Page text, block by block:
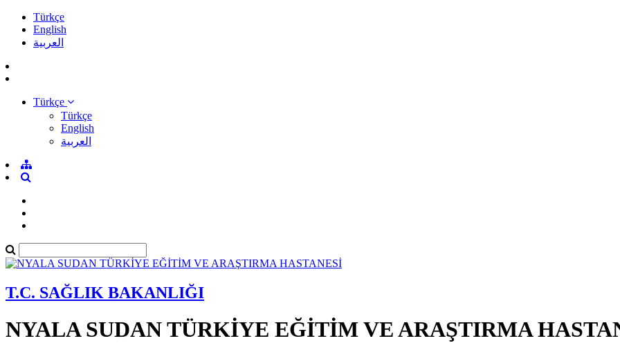
Türkçe
English
العربية
Türkçe
Türkçe
English
العربية
T.C. SAĞLIK BAKANLIĞI
NYALA SUDAN TÜRKİYE EĞİTİM VE ARAŞTIRMA